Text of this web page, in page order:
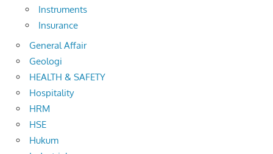
Instruments
Insurance
General Affair
Geologi
HEALTH & SAFETY
Hospitality
HRM
HSE
Hukum